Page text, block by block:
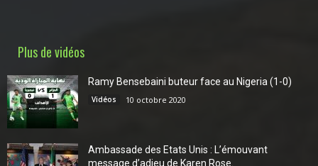
Plus de vidéos
Ramy Bensebaini buteur face au Nigeria (1-0)
Vidéos 10 octobre 2020
Ambassade des Etats Unis : L’émouvant
message d’adieu de Karen Rose.